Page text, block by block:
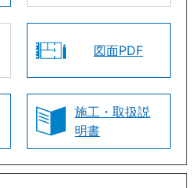
図面PDF
施工・取扱説
明書